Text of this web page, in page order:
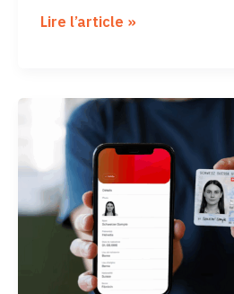
Réseaux
gouvernements
trompent
de
cible
Lire l’article »